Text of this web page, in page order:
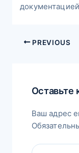
PREVIOUS
Оставьте
Ваш адрес
Введите